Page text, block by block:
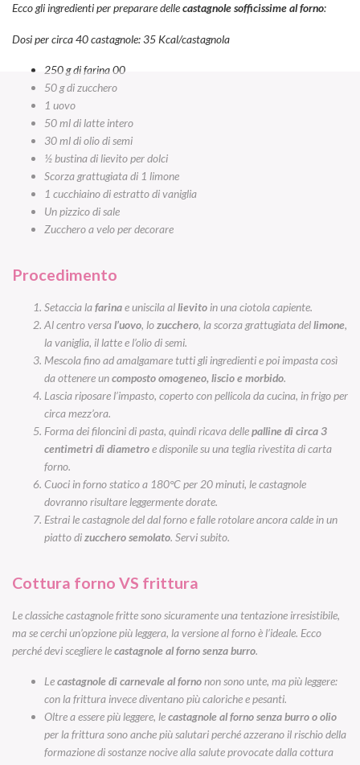
Ecco gli ingredienti per preparare dellecastagnole sofficissime al forno:
Dosi per circa 40 castagnole: 35 Kcal/castagnola
250 g di farina 00
50 g di zucchero
1 uovo
50 ml di latte intero
30 ml di olio di semi
½ bustina di lievito per dolci
Scorza grattugiata di 1 limone
1 cucchiaino di estratto di vaniglia
Un pizzico di sale
Zucchero a velo per decorare
Procedimento
Setaccia lafarinae uniscila allievito in una ciotola capiente.
Al centro versal’uovo, lozucchero, la scorza grattugiata dellimone,
la vaniglia, il latte e l’olio di semi.
Mescola fino ad amalgamare tutti gli ingredienti e poi impasta così
da ottenere uncomposto omogeneo, liscio e morbido.
Lascia riposare l’impasto, coperto con pellicola da cucina, in frigo per
circa mezz’ora.
Forma dei filoncini di pasta, quindi ricava dellepalline di circa 3
centimetri di diametroe disponile su una teglia rivestita di carta
forno.
Cuoci in forno statico a 180°C per 20 minuti, le castagnole
dovranno risultare leggermente dorate.
Estrai le castagnoledeldalforno e falle rotolare ancora calde in un
piatto dizucchero semolato. Servi subito.
Cottura forno VS frittura
Le classiche castagnole fritte sono sicuramente una tentazione irresistibile,
ma se cerchi un’opzione più leggera, la versione al forno è l’ideale. Ecco
perché devi scegliere lecastagnole al forno senza burro.
Lecastagnole di carnevale al fornonon sono unte, ma più leggere:
con la frittura invece diventano più caloriche e pesanti.
Oltre a essere più leggere, lecastagnole al forno senza burro o olio
per la frittura sono anche più salutari perché azzerano il rischio della
formazione di sostanze nocive alla salute provocate dalla cottura